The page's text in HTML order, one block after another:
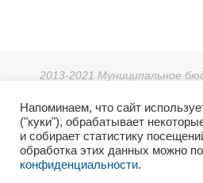
2013-2021 Муниципальное
Зеи».
г. Зея, мкр. Светлый 38,
2021г. Отдел культуры и
Напоминаем, что сайт
("куки"), обрабатывает
и собирает статистику
обработка этих данных можно
конфиденциальности.